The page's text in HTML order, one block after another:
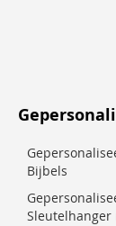
Bijbels
Sleutelhanger